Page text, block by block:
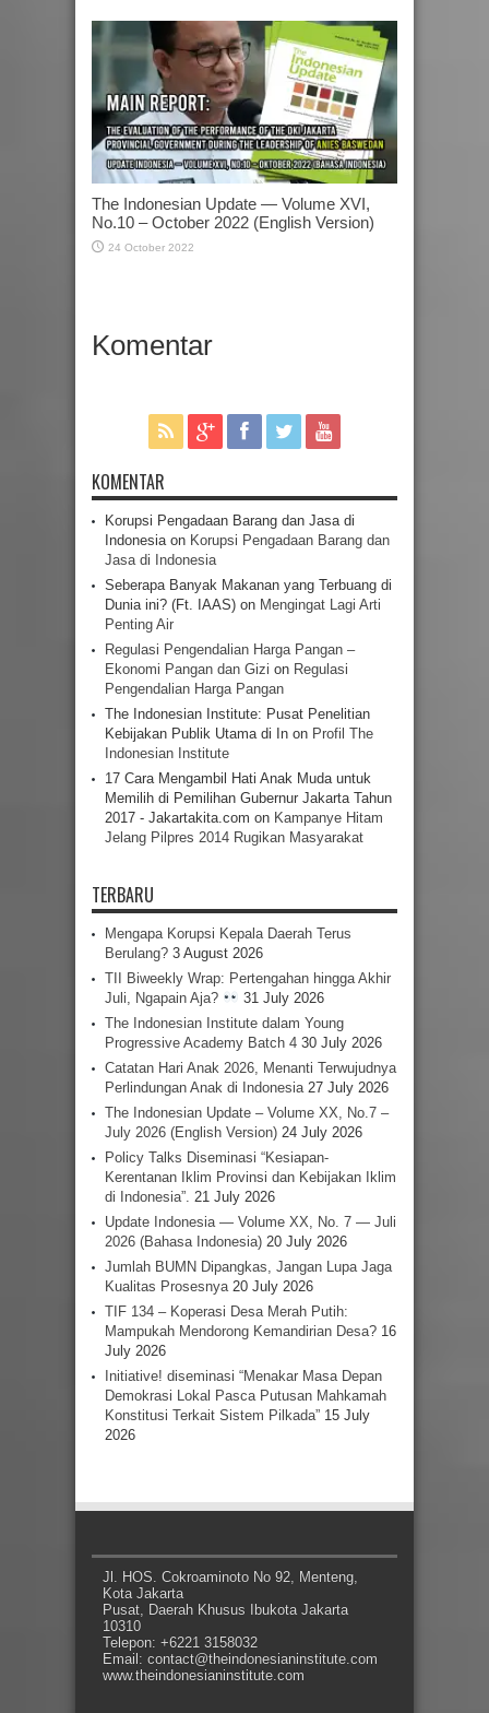
The Indonesian Update — Volume XVI,
No.10 – October 2022 (English Version)
24 October 2022
Komentar
KOMENTAR
Korupsi Pengadaan Barang dan Jasa di
Indonesiaon Korupsi Pengadaan Barang dan
Jasa di Indonesia
Seberapa Banyak Makanan yang Terbuang di
Dunia ini? (Ft. IAAS) on Mengingat Lagi Arti
Penting Air
Regulasi Pengendalian Harga Pangan –
Ekonomi Pangan dan Gizi on Regulasi
Pengendalian Harga Pangan
The Indonesian Institute: Pusat Penelitian
Kebijakan Publik Utama di In on Profil The
Indonesian Institute
17 Cara Mengambil Hati Anak Muda untuk
Memilih di Pemilihan Gubernur Jakarta Tahun
2017 - Jakartakita.com on Kampanye Hitam
Jelang Pilpres 2014 Rugikan Masyarakat
TERBARU
Mengapa Korupsi Kepala Daerah Terus
Berulang? 3 August 2026
TII Biweekly Wrap: Pertengahan hingga Akhir
Juli, Ngapain Aja?
31 July 2026
The Indonesian Institute dalam Young
Progressive Academy Batch 4 30 July 2026
Catatan Hari Anak 2026, Menanti Terwujudnya
Perlindungan Anak di Indonesia 27 July 2026
The Indonesian Update – Volume XX, No.7 –
July 2026 (English Version) 24 July 2026
Policy Talks Diseminasi “Kesiapan-
Kerentanan Iklim Provinsi dan Kebijakan Iklim
di Indonesia”. 21 July 2026
Update Indonesia — Volume XX, No. 7 — Juli
2026 (Bahasa Indonesia) 20 July 2026
Jumlah BUMN Dipangkas, Jangan Lupa Jaga
Kualitas Prosesnya 20 July 2026
TIF 134 – Koperasi Desa Merah Putih:
Mampukah Mendorong Kemandirian Desa? 16
July 2026
Initiative! diseminasi “Menakar Masa Depan
Demokrasi Lokal Pasca Putusan Mahkamah
Konstitusi Terkait Sistem Pilkada” 15 July
2026
Jl. HOS. Cokroaminoto No 92, Menteng,
Kota Jakarta
Pusat, Daerah Khusus Ibukota Jakarta
10310
Telepon: +6221 3158032
Email: contact@theindonesianinstitute.com
www.theindonesianinstitute.com